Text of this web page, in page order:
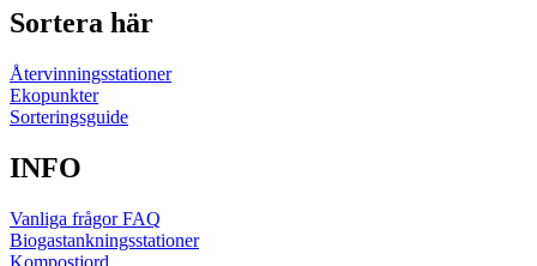
Sortera här
Återvinningsstationer
Ekopunkter
Sorteringsguide
INFO
Vanliga frågor FAQ
Biogastankningsstationer
Kompostjord